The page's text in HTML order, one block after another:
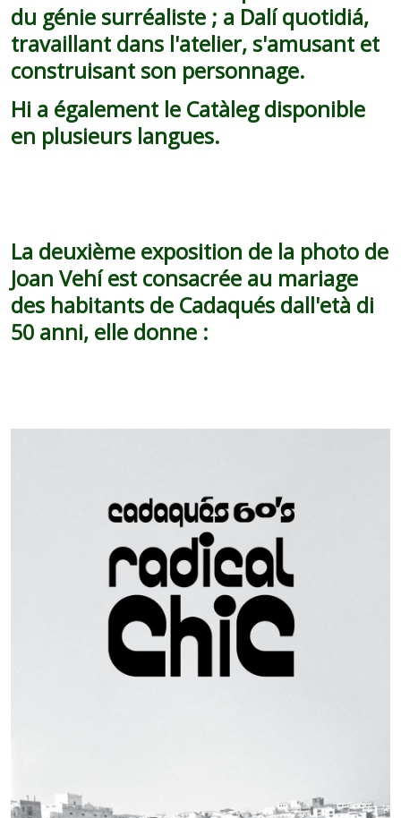
du génie surréaliste ; a Dalí quotidiá,
travaillant dans l'atelier, s'amusant et
construisant son personnage.
Hi a également le Catàleg disponible
en plusieurs langues.
La deuxième exposition de la photo de
Joan Vehí est consacrée au mariage
des habitants de Cadaqués dall'età di
50 anni, elle donne :